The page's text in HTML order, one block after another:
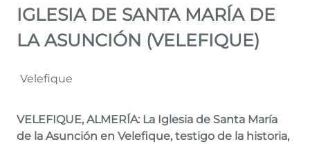
IGLESIA DE SANTA MARÍA DE
LA ASUNCIÓN (VELEFIQUE)
Velefique
VELEFIQUE, ALMERÍA: La Iglesia de Santa María
de la Asunción en Velefique, testigo de la historia,